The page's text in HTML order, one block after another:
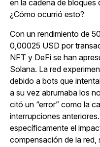
en la cadena de
¿Cómo ocurrió esto?
Con un rendimiento de
0,00025 USD por
NFT y DeFi se han
Solana. La red
debido a bots que
a su vez abrumaba los
citó un “error” como la
interrupciones
específicamente el
compensación de la